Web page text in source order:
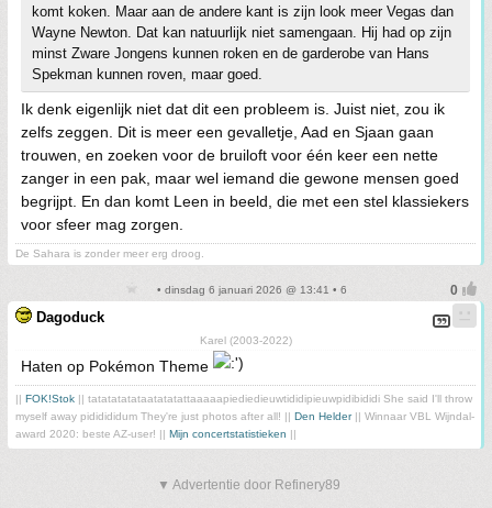
komt koken. Maar aan de andere kant is zijn look meer Vegas dan
Wayne Newton. Dat kan natuurlijk niet samengaan. Hij had op zijn
minst Zware Jongens kunnen roken en de garderobe van Hans
Spekman kunnen roven, maar goed.
Ik denk eigenlijk niet dat dit een probleem is. Juist niet, zou ik
zelfs zeggen. Dit is meer een gevalletje, Aad en Sjaan gaan
trouwen, en zoeken voor de bruiloft voor één keer een nette
zanger in een pak, maar wel iemand die gewone mensen goed
begrijpt. En dan komt Leen in beeld, die met een stel klassiekers
voor sfeer mag zorgen.
De Sahara is zonder meer erg droog.
• dinsdag 6 januari 2026 @ 13:41 • 6
Dagoduck
Karel (2003-2022)
Haten op Pokémon Theme
|| FOK!Stok || tatatatatataatatatattaaaaapiediedieuwtididipieuwpidibididi She said I'll throw
myself away pididididum They're just photos after all! || Den Helder|| Winnaar VBL Wijndal-
award 2020: beste AZ-user! || Mijn concertstatistieken ||
▼ Advertentie door Refinery89